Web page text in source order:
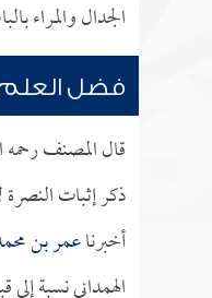
الجدال والمراء
فضل العلم
قال المصنف رحمه
ذكر إثبات
أخبرناعمر بن
الهمداني نسبة